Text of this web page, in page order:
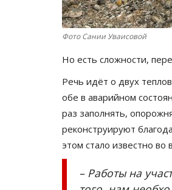
Фото Сании Уваисовой
Но есть сложности,
Речь идёт о двух
обе в аварийном
раз заполнять,
реконструируют
этом стало известно во
– Работы на